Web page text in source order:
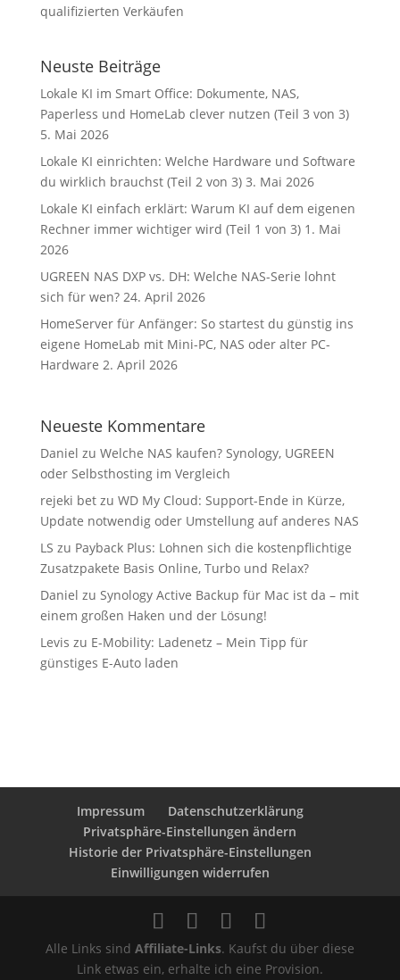
qualifizierten Verkäufen
Neuste Beiträge
Lokale KI im Smart Office: Dokumente, NAS,
Paperless und HomeLab clever nutzen (Teil 3 von 3)
5. Mai 2026
Lokale KI einrichten: Welche Hardware und Software
du wirklich brauchst (Teil 2 von 3) 3. Mai 2026
Lokale KI einfach erklärt: Warum KI auf dem eigenen
Rechner immer wichtiger wird (Teil 1 von 3) 1. Mai
2026
UGREEN NAS DXP vs. DH: Welche NAS-Serie lohnt
sich für wen? 24. April 2026
HomeServer für Anfänger: So startest du günstig ins
eigene HomeLab mit Mini-PC, NAS oder alter PC-
Hardware 2. April 2026
Neueste Kommentare
Daniel zu Welche NAS kaufen? Synology, UGREEN
oder Selbsthosting im Vergleich
rejeki betzu WD My Cloud: Support-Ende in Kürze,
Update notwendig oder Umstellung auf anderes NAS
LS zu Payback Plus: Lohnen sich die kostenpflichtige
Zusatzpakete Basis Online, Turbo und Relax?
Daniel zu Synology Active Backup für Mac ist da – mit
einem großen Haken und der Lösung!
Levis zu E-Mobility: Ladenetz – Mein Tipp für
günstiges E-Auto laden
Impressum
Datenschutzerklärung
Privatsphäre-Einstellungen ändern
Historie der Privatsphäre-Einstellungen
Einwilligungen widerrufen
Alle Links sind Affiliate-Links. Kaufst du über diese
Link etwas ein, erhalte ich eine Provision.